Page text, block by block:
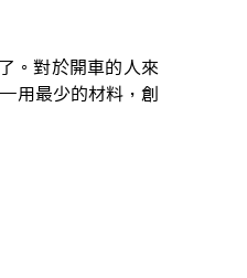
。對於開車的人來
用最少的材料，創